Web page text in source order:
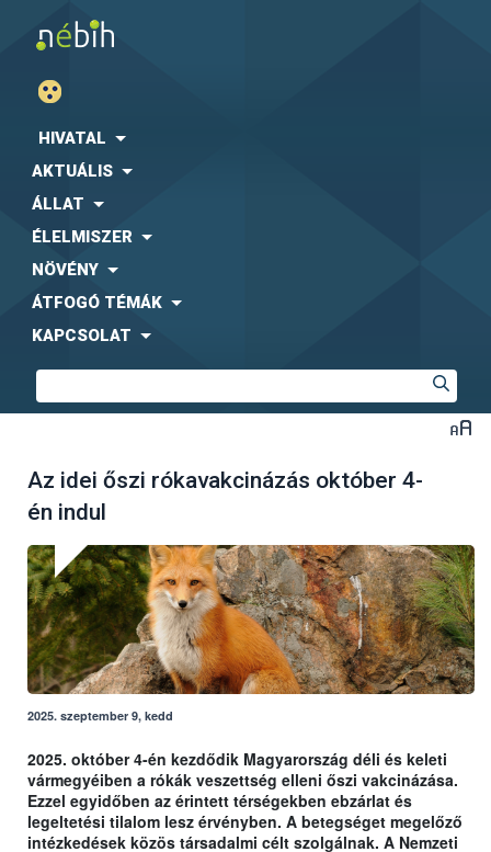
HIVATAL
AKTUÁLIS
ÁLLAT
ÉLELMISZER
NÖVÉNY
ÁTFOGÓ TÉMÁK
KAPCSOLAT
Az idei őszi rókavakcinázás október 4-
én indul
2025. szeptember 9, kedd
2025. október 4-én kezdődik Magyarország déli és keleti
vármegyéiben a rókák veszettség elleni őszi vakcinázása.
Ezzel egyidőben az érintett térségekben ebzárlat és
legeltetési tilalom lesz érvényben. A betegséget megelőző
intézkedések közös társadalmi célt szolgálnak. A Nemzeti